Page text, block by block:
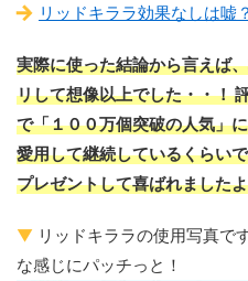
リッドキララ効果なしは嘘
実際に使った結論から言えば
リして想像以上でした・・！
で「１００万個突破の人気」
愛用して継続しているくらい
プレゼントして喜ばれましたよ
▼ リッドキララの使用写真で
な感じにパッチっと！